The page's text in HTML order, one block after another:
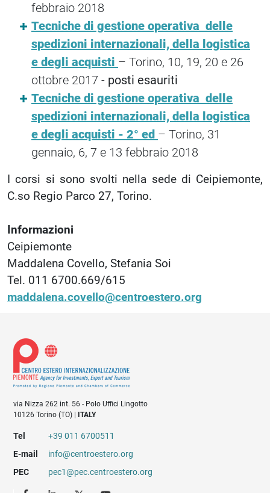
febbraio 2018
Tecniche di gestione operativa delle
spedizioni internazionali, della logistica
e degli acquisti – Torino, 10, 19, 20 e 26
ottobre 2017 - posti esauriti
Tecniche di gestione operativa delle
spedizioni internazionali, della logistica
e degli acquisti - 2° ed – Torino, 31
gennaio, 6, 7 e 13 febbraio 2018
I corsi si sono svolti nella sede di Ceipiemonte,
C.so Regio Parco 27, Torino.
Informazioni
Ceipiemonte
Maddalena Covello, Stefania Soi
Tel. 011 6700.669/615
maddalena.covello@centroestero.org
via Nizza 262 int. 56 - Polo Uffici Lingotto
10126 Torino (TO) |
ITALY
Tel
+39 011 6700511
E-mail
info@centroestero.org
PEC
pec1@pec.centroestero.org